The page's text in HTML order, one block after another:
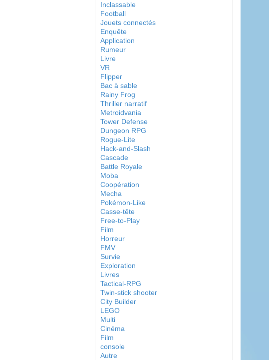
Inclassable
Football
Jouets connectés
Enquête
Application
Rumeur
Livre
VR
Flipper
Bac à sable
Rainy Frog
Thriller narratif
Metroidvania
Tower Defense
Dungeon RPG
Rogue-Lite
Hack-and-Slash
Cascade
Battle Royale
Moba
Coopération
Mecha
Pokémon-Like
Casse-tête
Free-to-Play
Film
Horreur
FMV
Survie
Exploration
Livres
Tactical-RPG
Twin-stick shooter
City Builder
LEGO
Multi
Cinéma
Film
console
Autre